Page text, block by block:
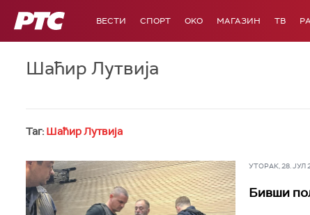
РТС ВЕСТИ СПОРТ OKO МАГАЗИН ТВ
Шаћир Лутвија
Таг: Шаћир Лутвија
УТОРАК, 28. ЈУЛ
Бивши